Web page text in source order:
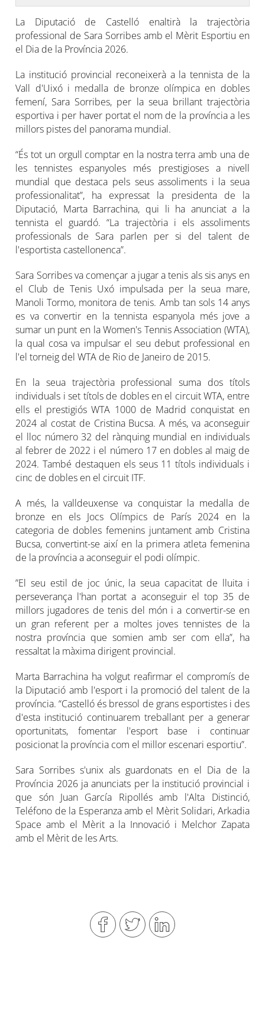
La Diputació de Castelló enaltirà la trajectòria
professional de Sara Sorribes amb el Mèrit Esportiu en
el Dia de la Província 2026.
La institució provincial reconeixerà a la tennista de la
Vall d'Uixó i medalla de bronze olímpica en dobles
femení, Sara Sorribes, per la seua brillant trajectòria
esportiva i per haver portat el nom de la província a les
millors pistes del panorama mundial.
“És tot un orgull comptar en la nostra terra amb una de
les tennistes espanyoles més prestigioses a nivell
mundial que destaca pels seus assoliments i la seua
professionalitat”, ha expressat la presidenta de la
Diputació, Marta Barrachina, qui li ha anunciat a la
tennista el guardó. “La trajectòria i els assoliments
professionals de Sara parlen per si del talent de
l'esportista castellonenca”.
Sara Sorribes va començar a jugar a tenis als sis anys en
el Club de Tenis Uxó impulsada per la seua mare,
Manoli Tormo, monitora de tenis. Amb tan sols 14 anys
es va convertir en la tennista espanyola més jove a
sumar un punt en la Women's Tennis Association (WTA),
la qual cosa va impulsar el seu debut professional en
l'el torneig del WTA de Rio de Janeiro de 2015.
En la seua trajectòria professional suma dos títols
individuals i set títols de dobles en el circuit WTA, entre
ells el prestigiós WTA 1000 de Madrid conquistat en
2024 al costat de Cristina Bucsa. A més, va aconseguir
el lloc número 32 del rànquing mundial en individuals
al febrer de 2022 i el número 17 en dobles al maig de
2024. També destaquen els seus 11 títols individuals i
cinc de dobles en el circuit ITF.
A més, la valldeuxense va conquistar la medalla de
bronze en els Jocs Olímpics de París 2024 en la
categoria de dobles femenins juntament amb Cristina
Bucsa, convertint-se així en la primera atleta femenina
de la província a aconseguir el podi olímpic.
”El seu estil de joc únic, la seua capacitat de lluita i
perseverança l'han portat a aconseguir el top 35 de
millors jugadores de tenis del món i a convertir-se en
un gran referent per a moltes joves tennistes de la
nostra província que somien amb ser com ella”, ha
ressaltat la màxima dirigent provincial.
Marta Barrachina ha volgut reafirmar el compromís de
la Diputació amb l'esport i la promoció del talent de la
província. “Castelló és bressol de grans esportistes i des
d'esta institució continuarem treballant per a generar
oportunitats, fomentar l'esport base i continuar
posicionat la província com el millor escenari esportiu”.
Sara Sorribes s'unix als guardonats en el Dia de la
Província 2026 ja anunciats per la institució provincial i
que són Juan García Ripollés amb l'Alta Distinció,
Teléfono de la Esperanza amb el Mèrit Solidari, Arkadia
Space amb el Mèrit a la Innovació i Melchor Zapata
amb el Mèrit de les Arts.